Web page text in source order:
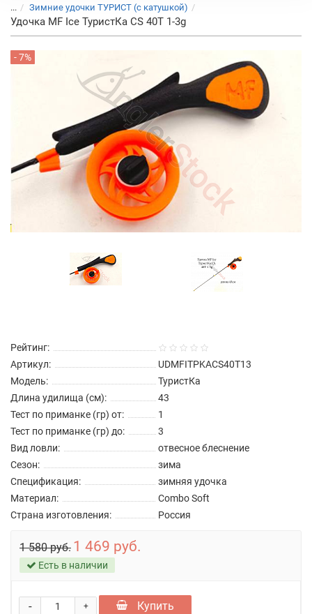
... Зимние удочки ТУРИСТ (с катушкой)
Удочка MF Ice ТуристКа CS 40T 1-3g
- 7%
Рейтинг:
Артикул:
UDMFITPKACS40T13
Модель:
ТуристКа
Длина удилища (см):
43
Тест по приманке (гр) от:
1
Тест по приманке (гр) до:
3
Вид ловли:
отвесное блеснение
Сезон:
зима
Спецификация:
зимняя удочка
Материал:
Combo Soft
Страна изготовления:
Россия
1 580 руб. 1 469 руб.
Есть в наличии
+
- Купить